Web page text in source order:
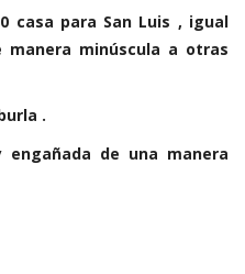
casa para San Luis , igual
minúscula a otras
.
de una manera